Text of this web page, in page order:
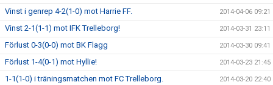
Vinst i genrep 4-2(1-0) mot Harrie FF. 2014-04-06 09:21
Vinst 2-1(1-1) mot IFK Trelleborg! 2014-03-31 23:11
Förlust 0-3(0-0) mot BK Flagg 2014-03-30 09:41
Förlust 1-4(0-1) mot Hyllie! 2014-03-23 21:45
1-1(1-0) i träningsmatchen mot FC Trelleborg. 2014-03-20 22:40